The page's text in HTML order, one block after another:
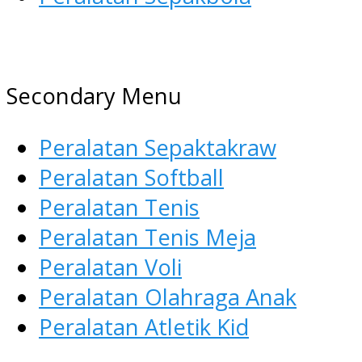
AGEN ALAT OLAHRAGA
Menyediakan Alat Olahraga
Secondary Menu
Peralatan Sepaktakraw
Peralatan Softball
Peralatan Tenis
Peralatan Tenis Meja
Peralatan Voli
Peralatan Olahraga Anak
Peralatan Atletik Kid